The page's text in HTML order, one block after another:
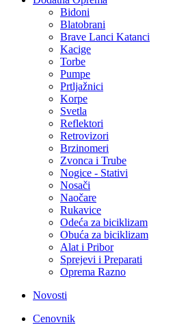
Bidoni
Blatobrani
Brave Lanci Katanci
Kacige
Torbe
Pumpe
Prtljažnici
Korpe
Svetla
Reflektori
Retrovizori
Brzinomeri
Zvonca i Trube
Nogice - Stativi
Nosači
Naočare
Rukavice
Odeća za biciklizam
Obuća za biciklizam
Alat i Pribor
Sprejevi i Preparati
Oprema Razno
Novosti
Cenovnik